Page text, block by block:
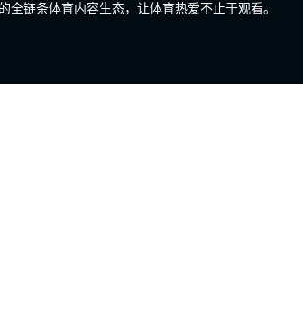
链条体育内容生态，让体育热爱不止于观看。